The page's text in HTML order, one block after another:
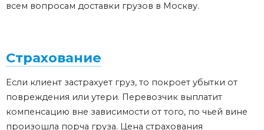
всем вопросам доставки грузов в Москву.
Страхование
Если клиент застрахует груз, то покроет убытки от
повреждения или утери. Перевозчик выплатит
компенсацию вне зависимости от того, по чьей вине
произошла порча груза. Цена страхования